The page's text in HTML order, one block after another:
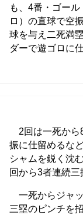
も、4番・ゴー
ロ）の直球で空
球を与え二死満
ダーで遊ゴロに
2回は一死から
振に仕留めるな
シャムを鋭く沈
回から3者連続三
一死からジャッ
三塁のピンチを